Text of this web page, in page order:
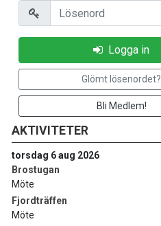
Lösenord
Logga in
Glömt lösenordet?
Bli Medlem!
AKTIVITETER
torsdag 6 aug 2026
Brostugan
Möte
Fjordträffen
Möte